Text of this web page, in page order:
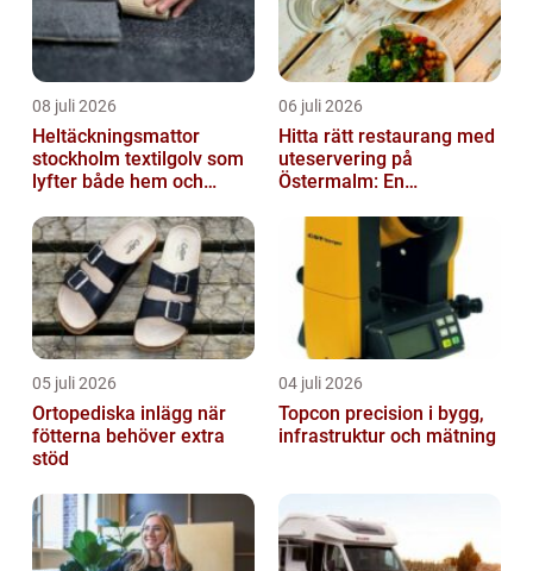
08 juli 2026
Heltäckningsmattor
stockholm textilgolv som
lyfter både hem och
06 juli 2026
Hitta rätt restaurang med
uteservering på
Östermalm: En
i solen
05 juli 2026
Ortopediska inlägg när
fötterna behöver extra
stöd
04 juli 2026
Topcon precision i bygg,
infrastruktur och mätning